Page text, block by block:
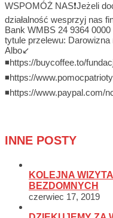
WSPOMÓŻ NAS❗Jeżeli
działalność wesprzyj nas
Bank WMBS 24 9364
tytule przelewu: Darowizna
Albo↙️
◾https://buycoffee.to/
◾https://
◾https://www.paypal.com/
INNE POSTY
KOLEJNA
BEZDOMNYCH
czerwiec 17, 2019